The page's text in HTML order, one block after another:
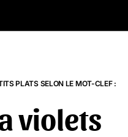
PLATS SELON LE MOT-CLEF :
violets